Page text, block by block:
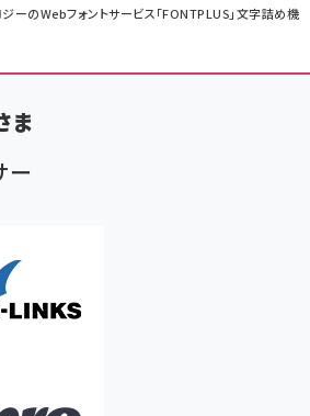
ジーのWebフォントサービス「FONTPLUS」文字詰め機
ま
ー